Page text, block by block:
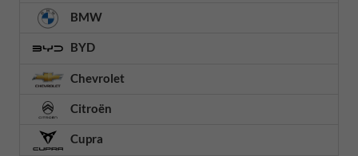
BMW
BYD
Chevrolet
Citroën
Cupra